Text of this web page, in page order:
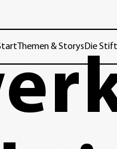
Themen & Storys Die